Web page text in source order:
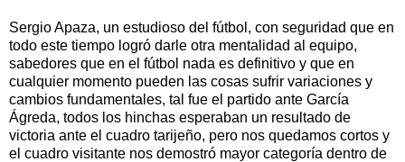
Sergio Apaza, un estudioso del fútbol, con seguridad que en
todo este tiempo logró darle otra mentalidad al equipo,
sabedores que en el fútbol nada es definitivo y que en
cualquier momento pueden las cosas sufrir variaciones y
cambios fundamentales, tal fue el partido ante García
Ágreda, todos los hinchas esperaban un resultado de
victoria ante el cuadro tarijeño, pero nos quedamos cortos y
el cuadro visitante nos demostró mayor categoría dentro de